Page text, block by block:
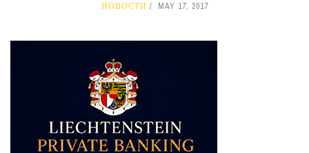
НОВОСТИ MAY 17, 2017